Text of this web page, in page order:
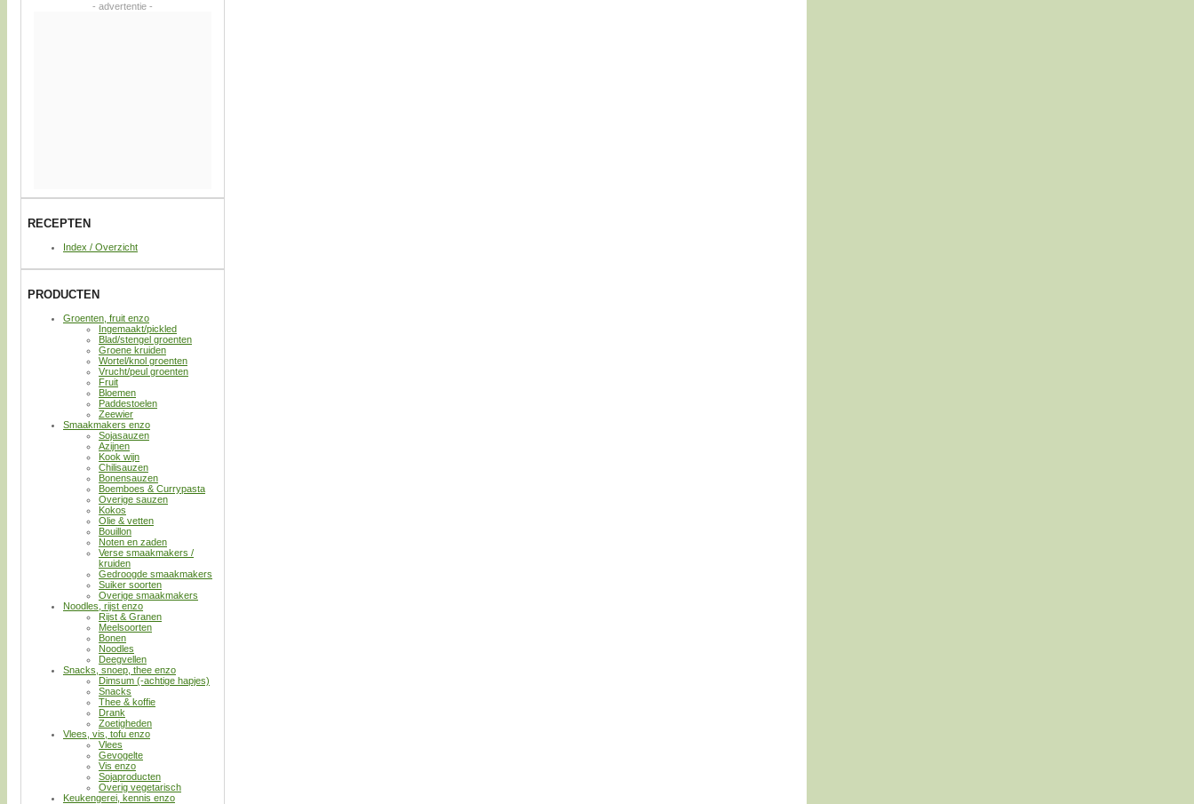
- advertentie -
RECEPTEN
Index / Overzicht
PRODUCTEN
Groenten, fruit enzo
Ingemaakt/pickled
Blad/stengel groenten
Groene kruiden
Wortel/knol groenten
Vrucht/peul groenten
Fruit
Bloemen
Paddestoelen
Zeewier
Smaakmakers enzo
Sojasauzen
Azijnen
Kook wijn
Chilisauzen
Bonensauzen
Boemboes & Currypasta
Overige sauzen
Kokos
Olie & vetten
Bouillon
Noten en zaden
Verse smaakmakers /
kruiden
Gedroogde smaakmakers
Suiker soorten
Overige smaakmakers
Noodles, rijst enzo
Rijst & Granen
Meelsoorten
Bonen
Noodles
Deegvellen
Snacks, snoep, thee enzo
Dimsum (-achtige hapjes)
Snacks
Thee & koffie
Drank
Zoetigheden
Vlees, vis, tofu enzo
Vlees
Gevogelte
Vis enzo
Sojaproducten
Overig vegetarisch
Keukengerei, kennis enzo